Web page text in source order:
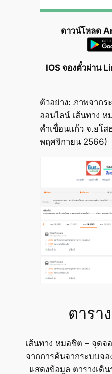
ดาวน์โหลด
IOS จองตั๋วผ่าน
ตัวอย่าง: ภาพจากร
ออนไลน์ เส้นทาง ห
คำเขื่อนแก้ว จ.ยโส
พฤศจิกายน 2566)
ตารา
เส้นทาง หมอชิต – จุดจ
จากการค้นจากระบบจ
แสดงข้อมูล ตารางเดิ